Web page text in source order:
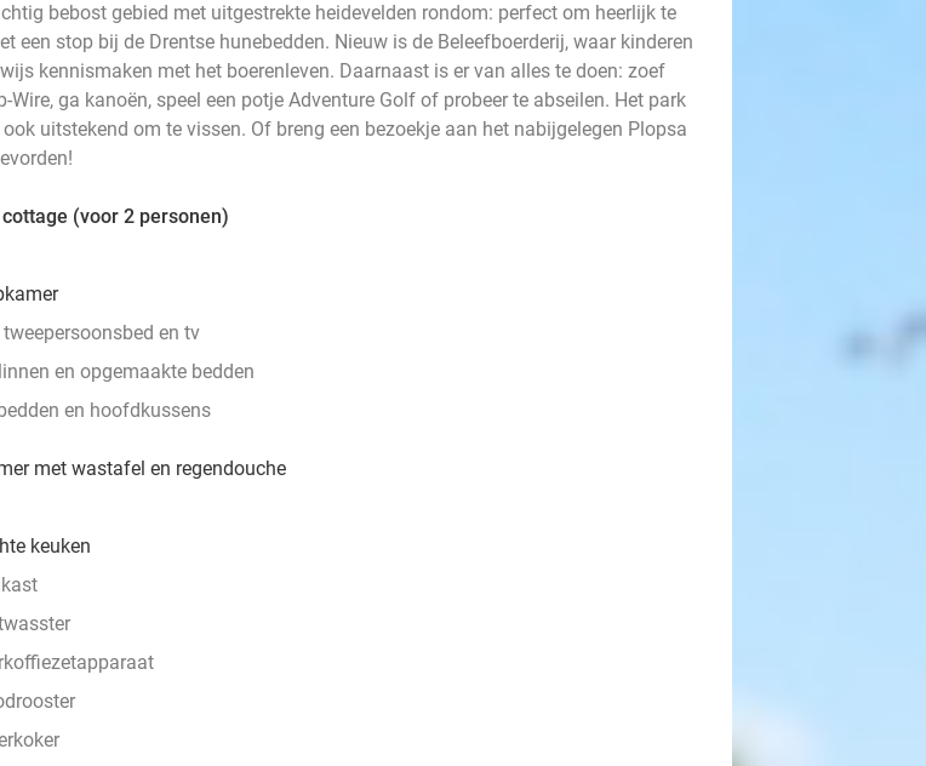
bebost gebied met uitgestrekte heidevelden rondom: perfect om heerlijk te
een stop bij de Drentse hunebedden. Nieuw is de Beleefboerderij, waar kinderen
kennismaken met het boerenleven. Daarnaast is er van alles te doen: zoef
Wire, ga kanoën, speel een potje Adventure Golf of probeer te abseilen. Het park
uitstekend om te vissen. Of breng een bezoekje aan het nabijgelegen Plopsa
(voor 2 personen)
en tv
en opgemaakte bedden
en hoofdkussens
met wastafel en regendouche
keuken